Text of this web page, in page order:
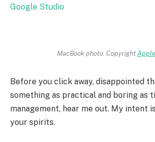
Google Studio
MacBook photo. Copyright
Before you click away, disappointed
something as practical and boring as
management, hear me out. My intent
your spirits.